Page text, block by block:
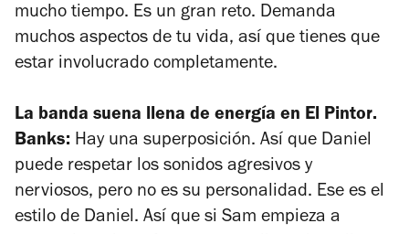
mucho tiempo. Es un gran reto. Demanda
muchos aspectos de tu vida, así que tienes que
estar involucrado completamente.
La banda suena llena de energía en El Pintor.
Banks: Hay una superposición. Así que Daniel
puede respetar los sonidos agresivos y
nerviosos, pero no es su personalidad. Ese es el
estilo de Daniel. Así que si Sam empieza a